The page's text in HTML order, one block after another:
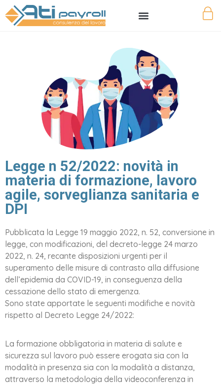
Legge n 52/2022: novità in
materia di formazione, lavoro
agile, sorveglianza sanitaria e
DPI
Pubblicata la Legge 19 maggio 2022, n. 52, conversione in
legge, con modificazioni, del decreto-legge 24 marzo
2022, n. 24, recante disposizioni urgenti per il
superamento delle misure di contrasto alla diffusione
dell’epidemia da COVID-19, in conseguenza della
cessazione dello stato di emergenza.
Sono state apportate le seguenti modifiche e novità
rispetto al Decreto Legge 24/2022:
La formazione obbligatoria in materia di salute e
sicurezza sul lavoro può essere erogata sia con la
modalità in presenza sia con la modalità a distanza,
attraverso la metodologia della videoconferenza in